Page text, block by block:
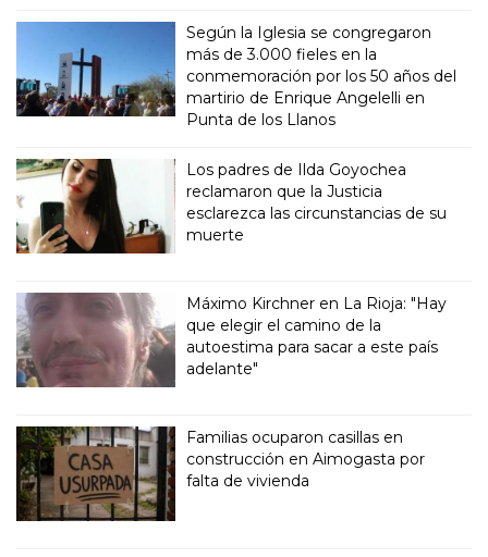
Según la Iglesia se congregaron
más de 3.000 fieles en la
conmemoración por los 50 años del
martirio de Enrique Angelelli en
Punta de los Llanos
Los padres de Ilda Goyochea
reclamaron que la Justicia
esclarezca las circunstancias de su
muerte
Máximo Kirchner en La Rioja: "Hay
que elegir el camino de la
autoestima para sacar a este país
adelante"
Familias ocuparon casillas en
construcción en Aimogasta por
falta de vivienda